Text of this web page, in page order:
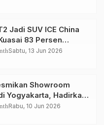
Jadi SUV ICE China
83 Persen
Indonesia
Sabtu, 13 Jun 2026
Showroom
Yogyakarta, Hadirkan
Mobilitas Premium
Rabu, 10 Jun 2026